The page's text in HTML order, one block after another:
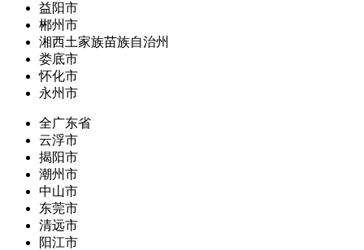
益阳市
郴州市
湘西土家族苗族自治州
娄底市
怀化市
永州市
全广东省
云浮市
揭阳市
潮州市
中山市
东莞市
清远市
阳江市